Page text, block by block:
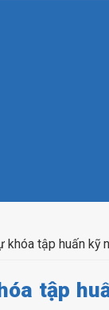
khóa tập huấn
tập